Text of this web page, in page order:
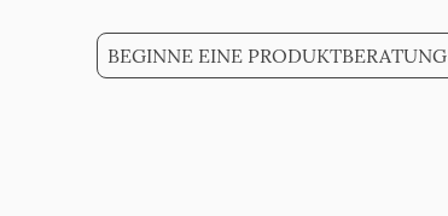
BEGINNE EINE PRODUKTBERATUNG